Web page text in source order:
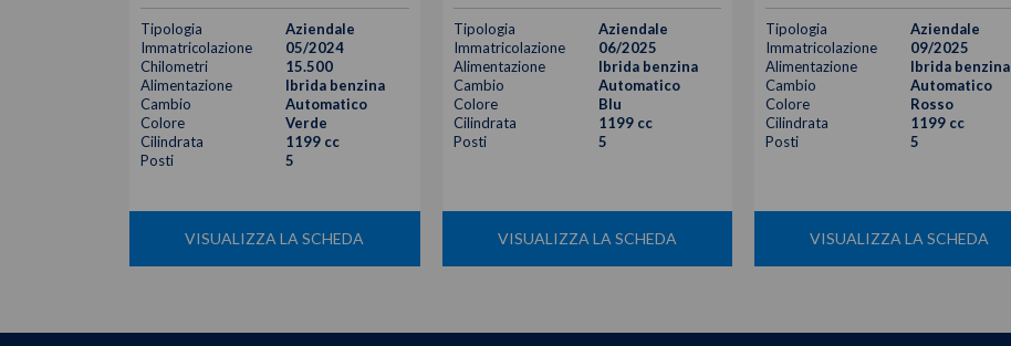
Tipologia
Aziendale
Immatricolazione
05/2024
Chilometri
15.500
Alimentazione
Ibrida benzina
Cambio
Automatico
Colore
Verde
Cilindrata
1199 cc
Posti
5
VISUALIZZA LA SCHEDA
Tipologia
Aziendale
Immatricolazione
06/2025
Alimentazione
Ibrida benzina
Cambio
Automatico
Colore
Blu
Cilindrata
1199 cc
Posti
5
VISUALIZZA LA SCHEDA
Tipologia
Aziendale
Immatricolazione
09/2025
Alimentazione
Ibrida benzina
Cambio
Automatico
Colore
Rosso
Cilindrata
1199 cc
Posti
5
VISUALIZZA LA SCHEDA